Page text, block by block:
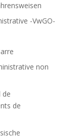
-VwGO-
non
de
de